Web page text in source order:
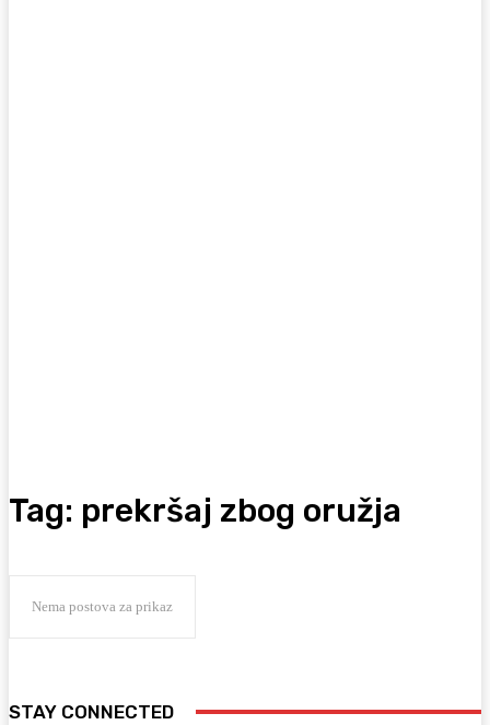
Tag: prekršaj zbog oružja
Nema postova za prikaz
STAY CONNECTED